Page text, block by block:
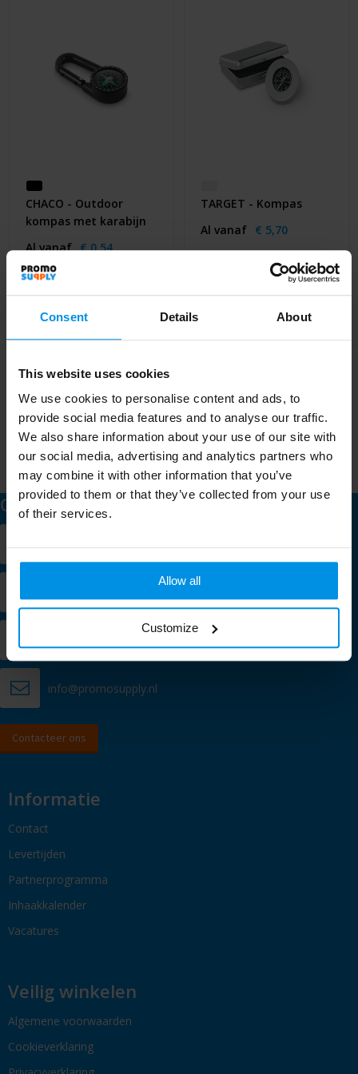
Consent Details About
This website uses cookies
We use cookies to personalise content and ads, to
provide social media features and to analyse our traffic.
We also share information about your use of our site with
our social media, advertising and analytics partners who
may combine it with other information that you’ve
provided to them or that they’ve collected from your use
of their services.
Allow all
Customize
Outdoor & Vrije Tijd
Auto & Veiligheid
Paraplu's
Cadeaubonnen
CHACO - Outdoor
kompas met karabijn
Al vanaf € 0,54
4 werkdag(en)
TARGET - Kompas
Al vanaf € 5,70
4 werkdag(en)
Meld je aan voor onze nieuwsbrief
Schrijf je in voor onze nieuwsbrief en mis nooit meer één van
onze leuke aanbiedingen of updates.
Contact
2981 GE Ridderkerk
info@promosupply.nl
Contacteer ons
Informatie
Contact
Levertijden
Partnerprogramma
Inhaakkalender
Vacatures
Veilig winkelen
Algemene voorwaarden
Cookieverklaring